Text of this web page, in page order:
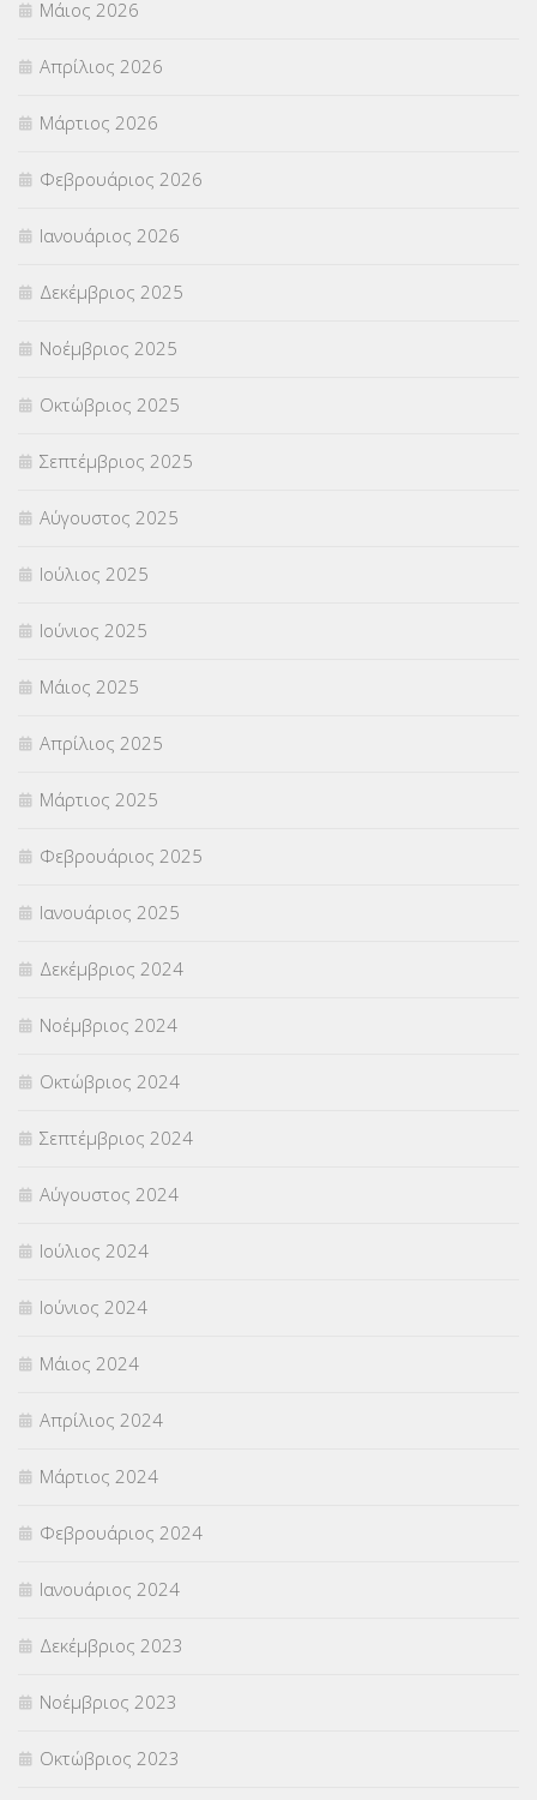
ΣΕΜΙΝΑΡΙΑ – ΗΜΕΡΙΔΕΣ
ΣΕΠ(50)
ΣΤΕΛΕΧΗ (360)
ΣΥΜΒΟΥΛΕΥΤΙΚΟΣ ΣΤΑΘΜΟΣ ΝΕΩΝ
ΣΥΝΤΑΞΕΙΣ(12)
ΣΧΟΛΙΚΟΙ ΣΥΜΒΟΥΛΟΙ
ΥΠΕΡΑΡΙΘΜΟΙ(1)
ΥΠΟΤΡΟΦΙΕΣ(28)
ΦΥΣΙΚΗ ΑΓΩΓΗ(692)
Χωρίς κατηγορία
Μάιος 2026
Απρίλιος 2026
Μάρτιος 2026
Φεβρουάριος 2026
Ιανουάριος 2026
Δεκέμβριος 2025
Νοέμβριος 2025
Οκτώβριος 2025
Σεπτέμβριος 2025
Αύγουστος 2025
Ιούλιος 2025
Ιούνιος 2025
Μάιος 2025
Απρίλιος 2025
Μάρτιος 2025
Φεβρουάριος 2025
Ιανουάριος 2025
Δεκέμβριος 2024
Νοέμβριος 2024
Οκτώβριος 2024
Σεπτέμβριος 2024
Αύγουστος 2024
Ιούλιος 2024
Ιούνιος 2024
Μάιος 2024
Απρίλιος 2024
Μάρτιος 2024
Φεβρουάριος 2024
Ιανουάριος 2024
Δεκέμβριος 2023
Νοέμβριος 2023
Οκτώβριος 2023